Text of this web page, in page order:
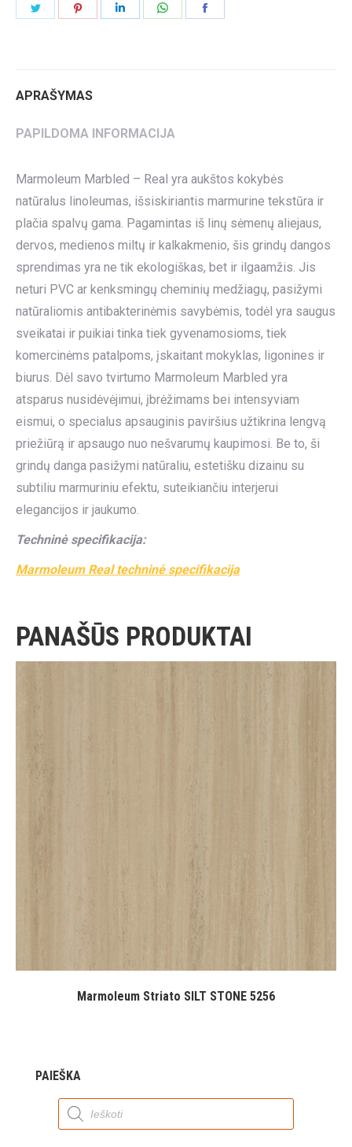
APRAŠYMAS
PAPILDOMA INFORMACIJA
Marmoleum Marbled – Real yra aukštos kokybės
natūralus linoleumas, išsiskiriantis marmurine tekstūra ir
plačia spalvų gama. Pagamintas iš linų sėmenų aliejaus,
dervos, medienos miltų ir kalkakmenio, šis grindų dangos
sprendimas yra ne tik ekologiškas, bet ir ilgaamžis. Jis
neturi PVC ar kenksmingų cheminių medžiagų, pasižymi
natūraliomis antibakterinėmis savybėmis, todėl yra saugus
sveikatai ir puikiai tinka tiek gyvenamosioms, tiek
komercinėms patalpoms, įskaitant mokyklas, ligonines ir
biurus. Dėl savo tvirtumo Marmoleum Marbled yra
atsparus nusidėvėjimui, įbrėžimams bei intensyviam
eismui, o specialus apsauginis paviršius užtikrina lengvą
priežiūrą ir apsaugo nuo nešvarumų kaupimosi. Be to, ši
grindų danga pasižymi natūraliu, estetišku dizainu su
subtiliu marmuriniu efektu, suteikiančiu interjerui
elegancijos ir jaukumo.
Techninė specifikacija:
Marmoleum Real techninė specifikacija
PANAŠŪS PRODUKTAI
Marmoleum Striato SILT STONE 5256
PAIEŠKA
Products
search